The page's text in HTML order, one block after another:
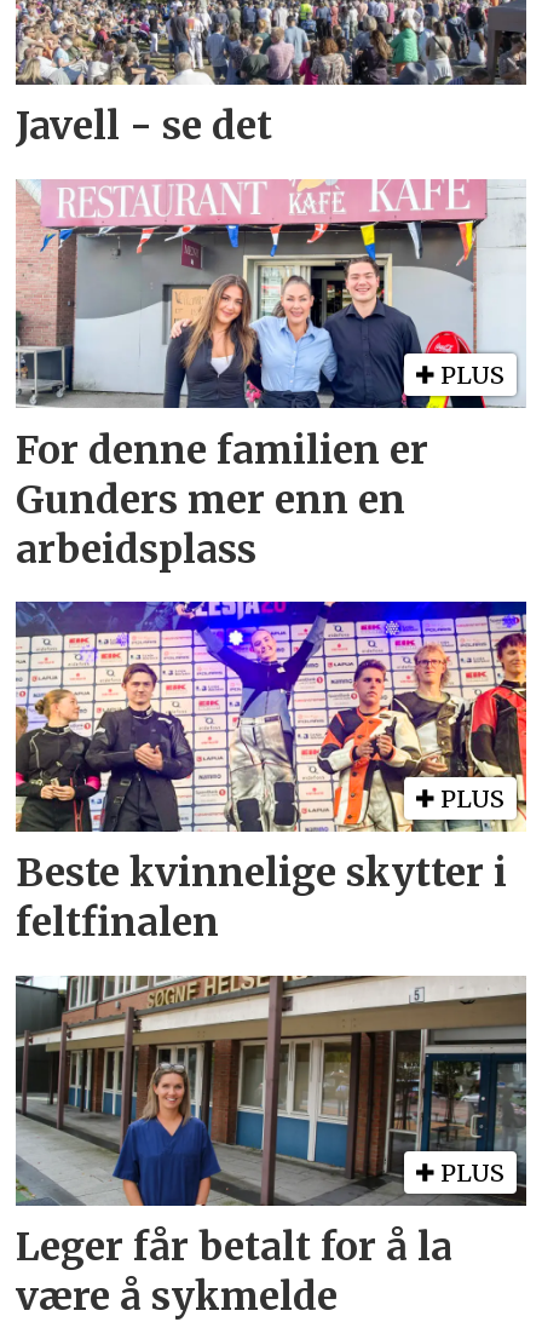
Javell - se det
PLUS
For denne familien er
Gunders mer enn en
arbeidsplass
PLUS
Beste kvinnelige skytter i
feltfinalen
PLUS
Leger får betalt for å la
være å sykmelde